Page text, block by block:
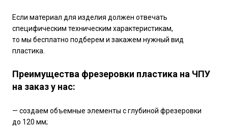
Если материал для изделия должен отвечать
специфическим техническим характеристикам,
то мы бесплатно подберем и закажем нужный вид
пластика.
Преимущества фрезеровки пластика на ЧПУ
на заказ у нас:
— создаем объемные элементы с глубиной фрезеровки
до 120 мм;